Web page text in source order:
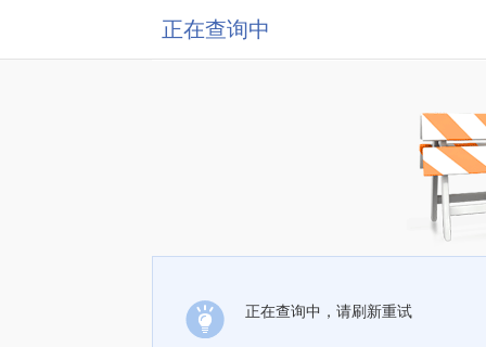
正在查询中
正在查询中，请刷新重试